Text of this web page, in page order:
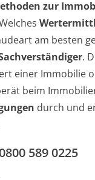
zur
am besten
.
einer Immobilie
beim
durch und
589 0225